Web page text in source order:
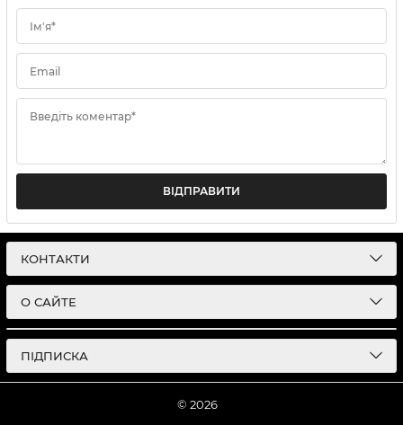
Ім'я*
Email
Введіть коментар*
ВІДПРАВИТИ
КОНТАКТИ
О САЙТЕ
ПІДПИСКА
© 2026